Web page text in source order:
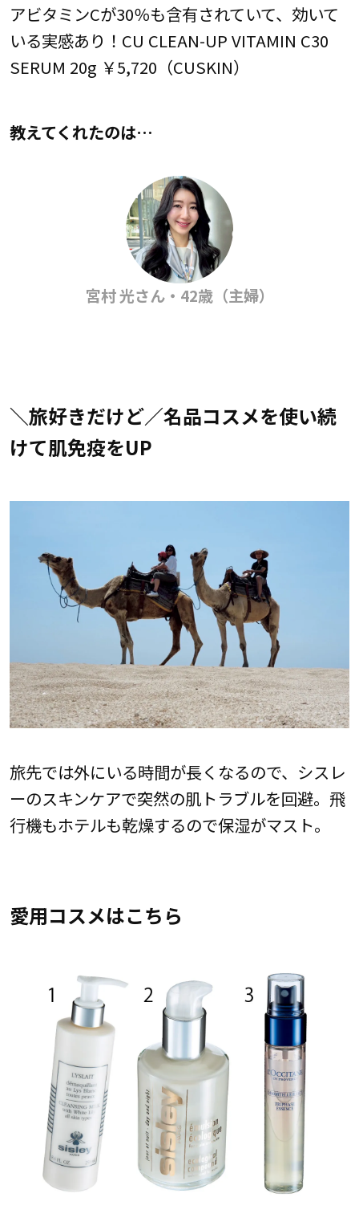
アビタミンCが30％も含有されていて、効いて
いる実感あり！CU CLEAN-UP VITAMIN C30
SERUM 20g ￥5,720（CUSKIN）
教えてくれたのは…
宮村 光さん・42歳（主婦）
＼旅好きだけど／名品コスメを使い続
けて肌免疫をUP
旅先では外にいる時間が長くなるので、シスレ
ーのスキンケアで突然の肌トラブルを回避。飛
行機もホテルも乾燥するので保湿がマスト。
愛用コスメはこちら